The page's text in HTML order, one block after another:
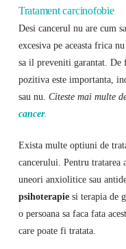
Tratament carcinofobie
Desi cancerul nu are cum
excesiva pe aceasta frica
sa il preveniti garantat. De
pozitiva este importanta,
sau nu. Citeste mai multe
cancer.
Exista multe optiuni de
cancerului. Pentru tratarea
uneori anxiolitice sau
psihoterapiesi terapia de
o persoana sa faca fata
care poate fi tratata.